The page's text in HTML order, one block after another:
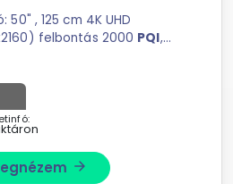
50" , 125 cm 4K UHD
felbontás 2000 PQI,
arrow_forward